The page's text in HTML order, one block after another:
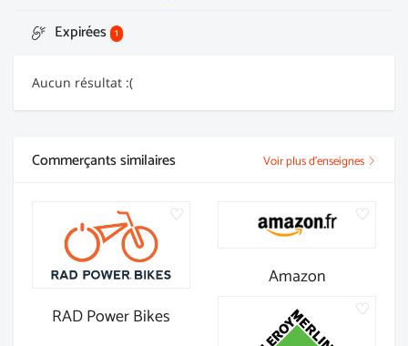
Expirées 1
Aucun résultat :(
Commerçants similaires Voir plus d'enseignes
RAD Power Bikes
Amazon